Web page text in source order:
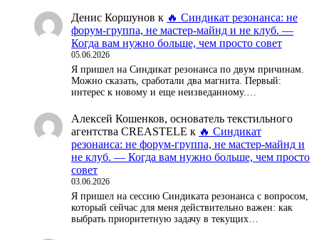
Денис Коршунов к 🔥 Синдикат резонанса: не
форум-группа, не мастер-майнд и не клуб. —
Когда вам нужно больше, чем просто совет
05.06.2026
Я пришел на Синдикат резонанса по двум причинам.
Можно сказать, сработали два магнита. Первый:
интерес к новому и еще неизведанному.…
Алексей Кошенков, основатель текстильного
агентства CREASTELE к 🔥 Синдикат
резонанса: не форум-группа, не мастер-майнд и
не клуб. — Когда вам нужно больше, чем просто
совет
03.06.2026
Я пришел на сессию Синдиката резонанса с вопросом,
который сейчас для меня действительно важен: как
выбрать приоритетную задачу в текущих…